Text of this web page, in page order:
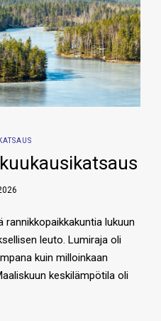
lukuun
leuto. Lumiraja oli
kuin milloinkaan
keskilämpötila oli